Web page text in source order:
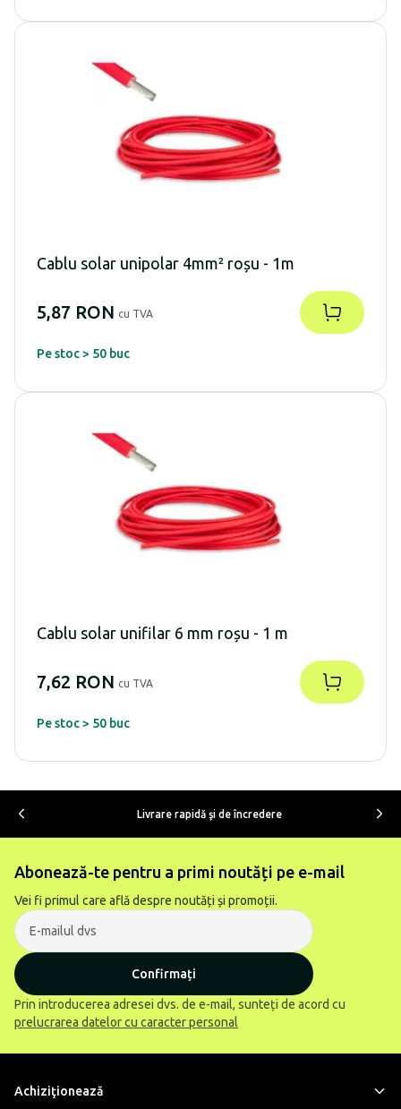
Cablu solar unipolar 4mm² roșu - 1m
5,87 RON cu TVA
Pe stoc > 50 buc
Cablu solar unifilar 6 mm roșu - 1 m
7,62 RON cu TVA
Pe stoc > 50 buc
Livrare rapidă şi de încredere
Abonează-te pentru a primi noutăți pe e-mail
Vei fi primul care află despre noutăți și promoții.
Confirmați
Prin introducerea adresei dvs. de e-mail, sunteți de acord cu
prelucrarea datelor cu caracter personal
Achiziţionează